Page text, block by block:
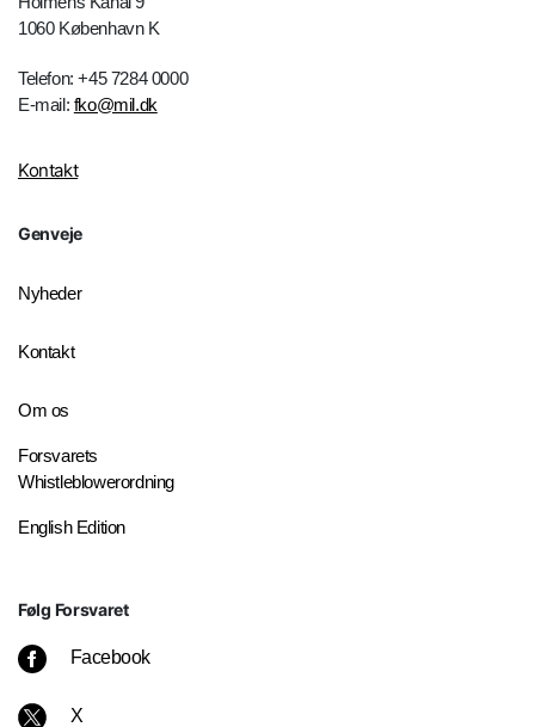
1060 København K
Telefon: +45 7284 0000
E-mail: fko@mil.dk
Kontakt
Genveje
Nyheder
Kontakt
Om os
Forsvarets
Whistleblowerordning
English Edition
Følg Forsvaret
Facebook
X